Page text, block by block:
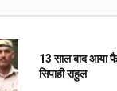
13 साल बाद आया
सिपाही राहुल